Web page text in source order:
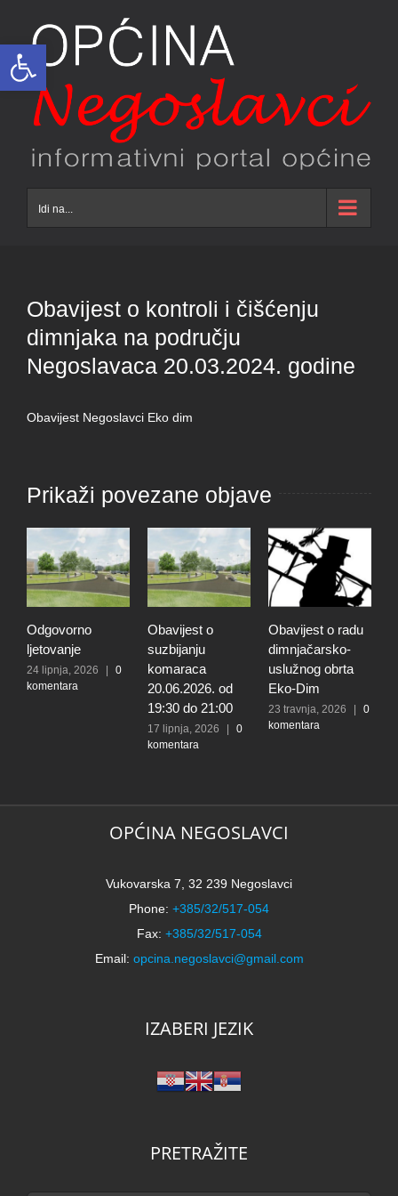
Open toolbar
content
Idi na...
Obavijest o kontroli i čišćenju
dimnjaka na području
Negoslavaca 20.03.2024. godine
Obavijest Negoslavci Eko dim
Prikaži povezane objave
Odgovorno
ljetovanje
24 lipnja, 2026
0
komentara
Obavijest o
suzbijanju
komaraca
20.06.2026. od
19:30 do 21:00
17 lipnja, 2026
0
komentara
Obavijest o radu
dimnjačarsko-
uslužnog obrta
Eko-Dim
23 travnja, 2026
0
komentara
OPĆINA NEGOSLAVCI
Vukovarska 7, 32 239 Negoslavci
Phone: +385/32/517-054
Fax: +385/32/517-054
Email: opcina.negoslavci@gmail.com
IZABERI JEZIK
PRETRAŽITE